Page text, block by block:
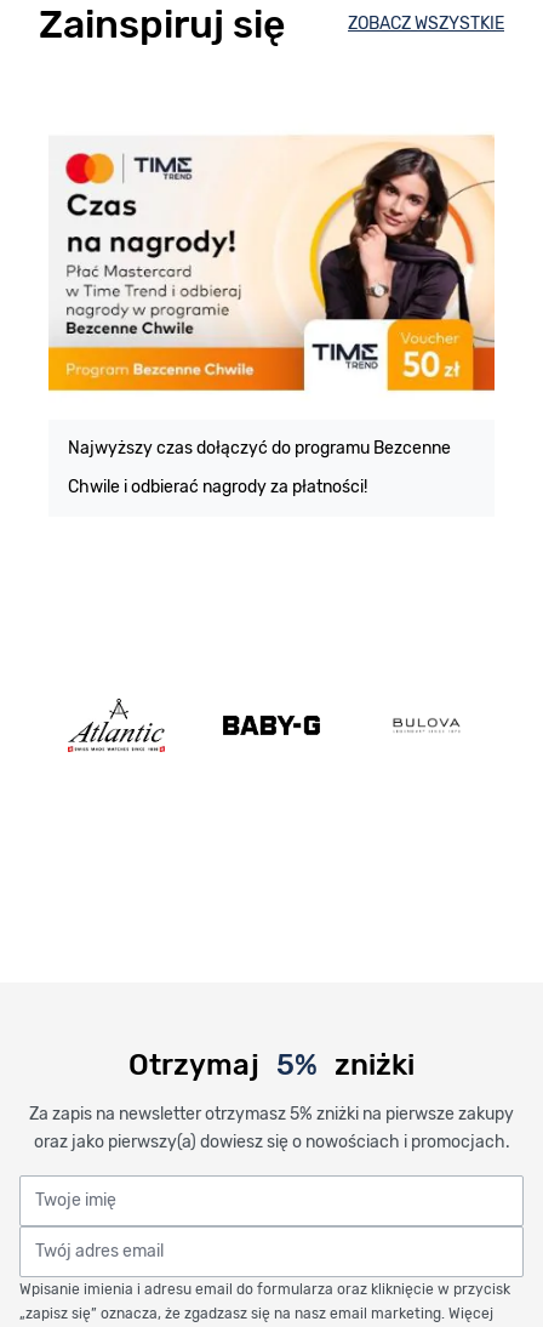
Zainspiruj się ZOBACZ WSZYSTKIE
Najwyższy czas dołączyć do programu Bezcenne
Chwile i odbierać nagrody za płatności!
Otrzymaj 5% zniżki
Za zapis na newsletter otrzymasz 5% zniżki na pierwsze zakupy
oraz jako pierwszy(a) dowiesz się o nowościach i promocjach.
Twoje imię
Twój adres email
Wpisanie imienia i adresu email do formularza oraz kliknięcie w przycisk
„zapisz się” oznacza, że zgadzasz się na nasz email marketing. Więcej